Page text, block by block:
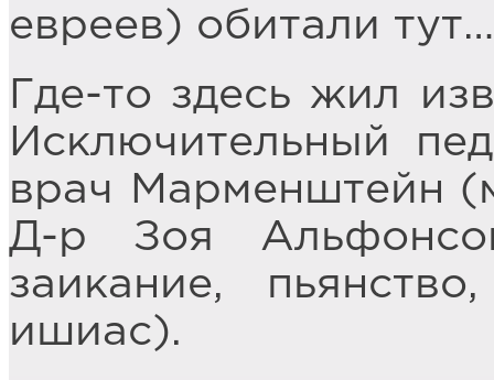
евреев) обитали тут…
Где-то здесь жил
Исключительный
врач Марменштейн
Д-р Зоя
заикание,
ишиас).